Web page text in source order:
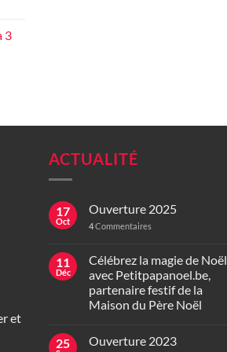
3
et
ACTUALITÉ
17
Oct
Ouverture 2025
4Commentaires
11
Déc
Célébrez la magie de Noël
avec Petitpapanoel.be,
partenaire festif de la
Maison du Père Noël
25 Ouverture 2023